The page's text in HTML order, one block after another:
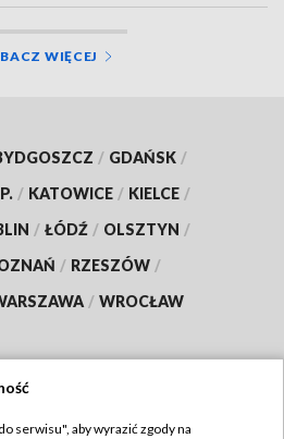
WIĘCEJ
/ GDAŃSK /
/ KATOWICE / KIELCE /
/ ŁÓDŹ / OLSZTYN /
/ RZESZÓW /
/ WROCŁAW
serwisu", aby wyrazić zgody na